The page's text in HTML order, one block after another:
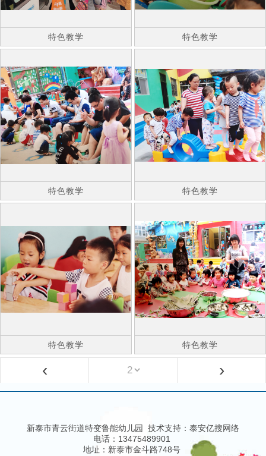
特色教学 特色教学
特色教学 特色教学
特色教学 特色教学
‹ ›
新泰市青云街道特变鲁能幼儿园 技术支持： 泰安亿搜网络
电话：13475489901
地址：新泰市金斗路748号